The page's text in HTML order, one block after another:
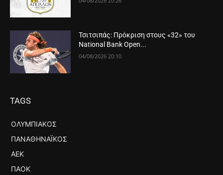
Τσιτσιπάς: Πρόκριση στους «32» του
National Bank Open...
04/08/2026 20:10
TAGS
ΟΛΥΜΠΙΑΚΌΣ
ΠΑΝΑΘΗΝΑΪΚΌΣ
ΑΕΚ
ΠΑΟΚ